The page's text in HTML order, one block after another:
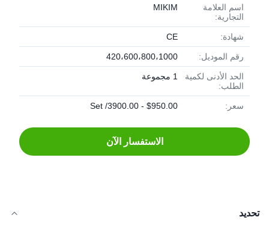
اسم العلامة
التجارية:
MIKIM
شهادة: CE
رقم الموديل: 420،600،800،1000
الحد الأدنى لكمية
الطلب:
1 مجموعة
سعر: $950.00 - 3900.00/ Set
الاستفسار الآن
تحديد